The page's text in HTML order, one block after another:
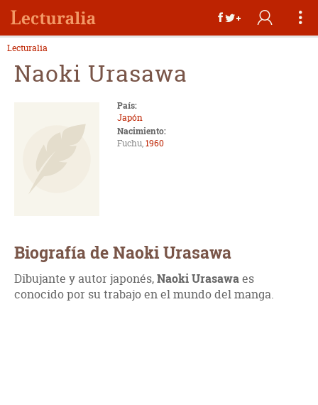
Lecturalia
Naoki Urasawa
País:
Japón
Nacimiento:
Fuchu,1960
Biografía de Naoki Urasawa
Dibujante y autor japonés,Naoki Urasawaes
conocido por su trabajo en el mundo del manga.